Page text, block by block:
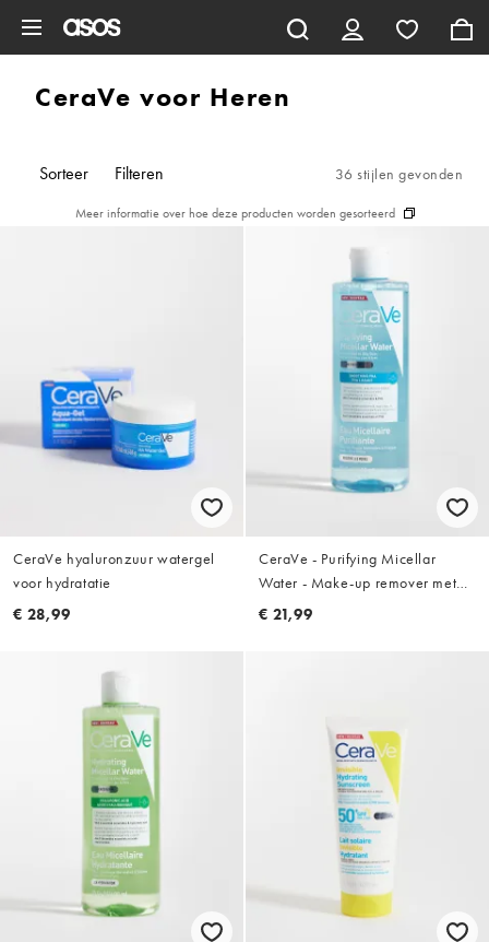
CeraVe voor Heren
Sorteer Filteren 36 stijlen gevonden
Meer informatie over hoe deze producten worden gesorteerd
CeraVe hyaluronzuur watergel
voor hydratatie
€ 28,99
CeraVe - Purifying Micellar
Water - Make-up remover met
ceramiden en gladmakende PHA
€ 21,99